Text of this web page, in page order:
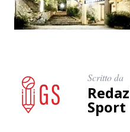
Scritto da
Sport